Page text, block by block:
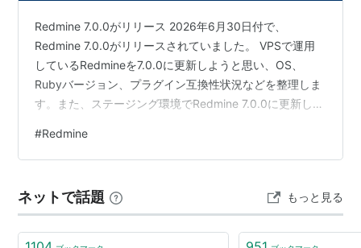
プロジェクト管理ツールredMineをサクラインターネッ
ト(スタンダードプラン)で使ってみる
機能の紹介
Railsで作られたプロジェクト管理ツール"redMine" (で
ぃべろっぱーず・さいど)
レビュー
RedMine レビュー MOONGIFT
Tracとの機能比較
Redmine 7.0.0がリリース 2026年6月30日付で、
Redmine 7.0.0がリリースされていました。 VPSで運用
しているRedmineを7.0.0に更新しようと思い、OS、
Rubyバージョン、プラグイン互換性状況などを整理しま
す。また、ステージング環境でRedmine 7.0.0に更新して
RedmineInstall - Redmine * Rails 8.1をベース * Ruby
3.2, 3.3, 3.4, 4.0 に対応 ** Ruby 4.0.0～4.0.3ではWiki
#Redmine
ネットで話題 もっと見る